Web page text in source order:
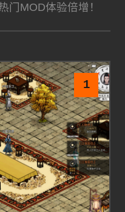
门MOD体验倍增！
1